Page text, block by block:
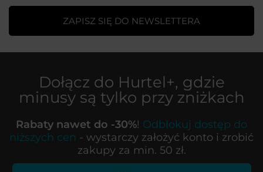
ZAPISZ SIĘ DO NEWSLETTERA
Dołącz do Hurtel+, gdzie
minusy są tylko przy zniżkach
Rabaty nawet do -30%! Odblokuj dostęp do
niższych cen - wystarczy założyć konto i zrobić
zakupy za min. 50 zł.